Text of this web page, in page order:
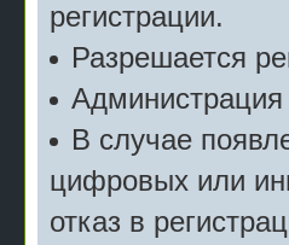
регистрации.
Разрешается
Администрация
В случае
цифровых или
отказ в